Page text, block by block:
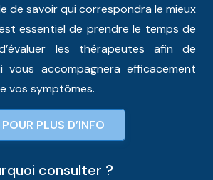
de savoir qui correspondra le mieux
essentiel de prendre le temps de
les thérapeutes afin de
vous accompagnera efficacement
vos symptômes.
POUR PLUS D’INFO
consulter ?